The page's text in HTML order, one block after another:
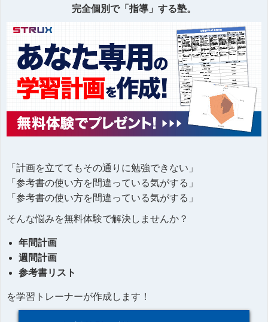
完全個別で「指導」する塾。
「計画を立ててもその通りに勉強できない」
「参考書の使い方を間違っている気がする」
「参考書の使い方を間違っている気がする」
そんな悩みを無料体験で解決しませんか？
年間計画
週間計画
参考書リスト
を学習トレーナーが作成します！